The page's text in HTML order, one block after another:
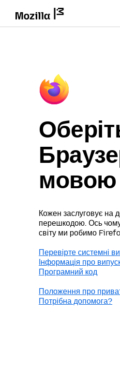
мовою
Кожен заслуговує на
перешкодою. Ось
світу ми робимо
Перевірте системні
Інформація про
Програмний код
Положення про
Потрібна допомога?